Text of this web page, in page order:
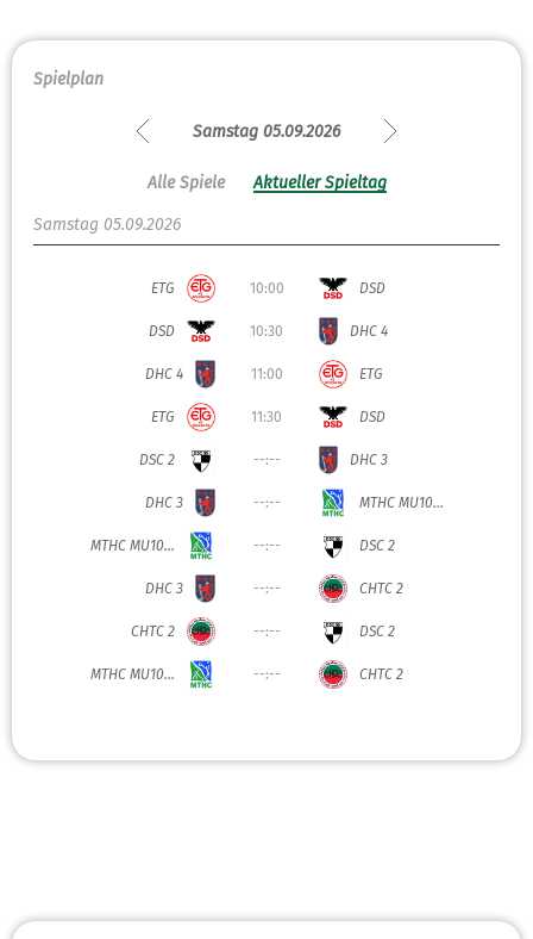
Spielplan
Samstag 05.09.2026
Alle Spiele Aktueller Spieltag
Samstag 05.09.2026
ETG 10:00 DSD
DSD 10:30 DHC 4
DHC 4 11:00 ETG
ETG 11:30 DSD
DSC 2 --:-- DHC 3
DHC 3 --:-- MTHC MU10...
MTHC MU10... --:-- DSC 2
DHC 3 --:-- CHTC 2
CHTC 2 --:-- DSC 2
MTHC MU10... --:-- CHTC 2